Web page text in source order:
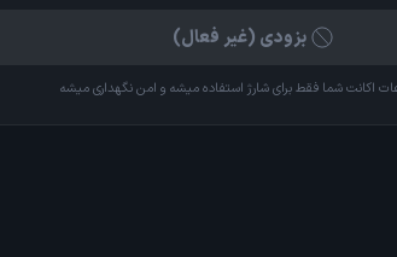
بزودی (غیر فعال)
اکانت شما فقط برای شارژ استفاده میشه و امن نگهداری میشه